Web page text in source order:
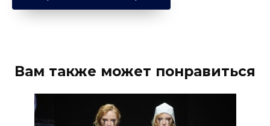
Вам также может понравиться